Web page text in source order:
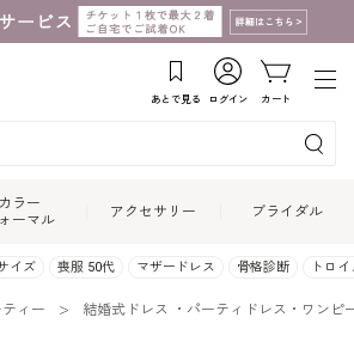
あとで見る ログイン カート
カラー
ーマル
アクセサリー ブライダル
イズ 喪服 50代 マザードレス 骨格診断 トロ
ィー 結婚式ドレス ・パーティドレス・ワンピ